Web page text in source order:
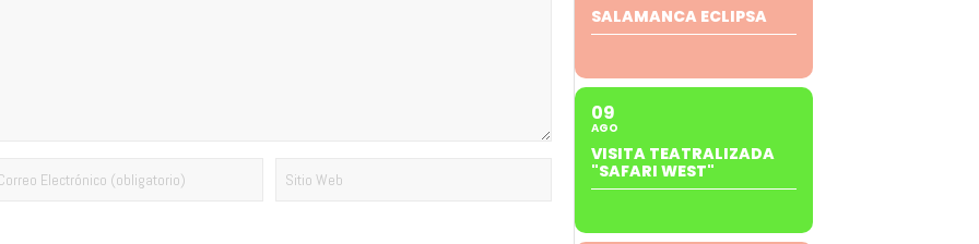
SALAMANCA ECLIPSA
09
AGO
VISITA TEATRALIZADA
"SAFARI WEST"